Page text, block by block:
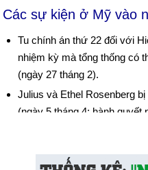
Các sự kiện ở Mỹ vào
Tu chính án thứ 22 đối với
nhiệm kỳ mà tổng thống có
(ngày 27 tháng 2).
Julius và Ethel Rosenberg
(ngày 5 tháng 4; hành quyết
Ngày sinh Ray
Ngày 16-3 năm 1521: